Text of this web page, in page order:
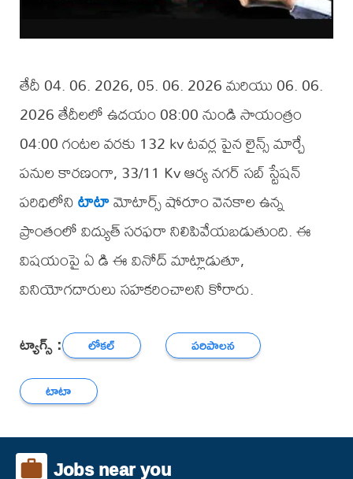
తేదీ 04. 06. 2026, 05. 06. 2026 మరియు 06. 06.
2026 తేదీలలో ఉదయం 08:00 నుండి సాయంత్రం
04:00 గంటల వరకు 132 kv టవర్ల పైన లైన్స్ మార్చే
పనుల కారణంగా, 33/11 Kv ఆర్య నగర్ సబ్ స్టేషన్
పరిధిలోనిటాటామోటార్స్ షోరూం వెనకాల ఉన్న
ప్రాంతంలో విద్యుత్ సరఫరా నిలిపివేయబడుతుంది. ఈ
విషయంపై ఏ డి ఈ వినోద్ మాట్లాడుతూ,
వినియోగదారులు సహకరించాలని కోరారు.
ట్యాగ్స్ : లోకల్
పరిపాలన
టాటా
Jobs near you